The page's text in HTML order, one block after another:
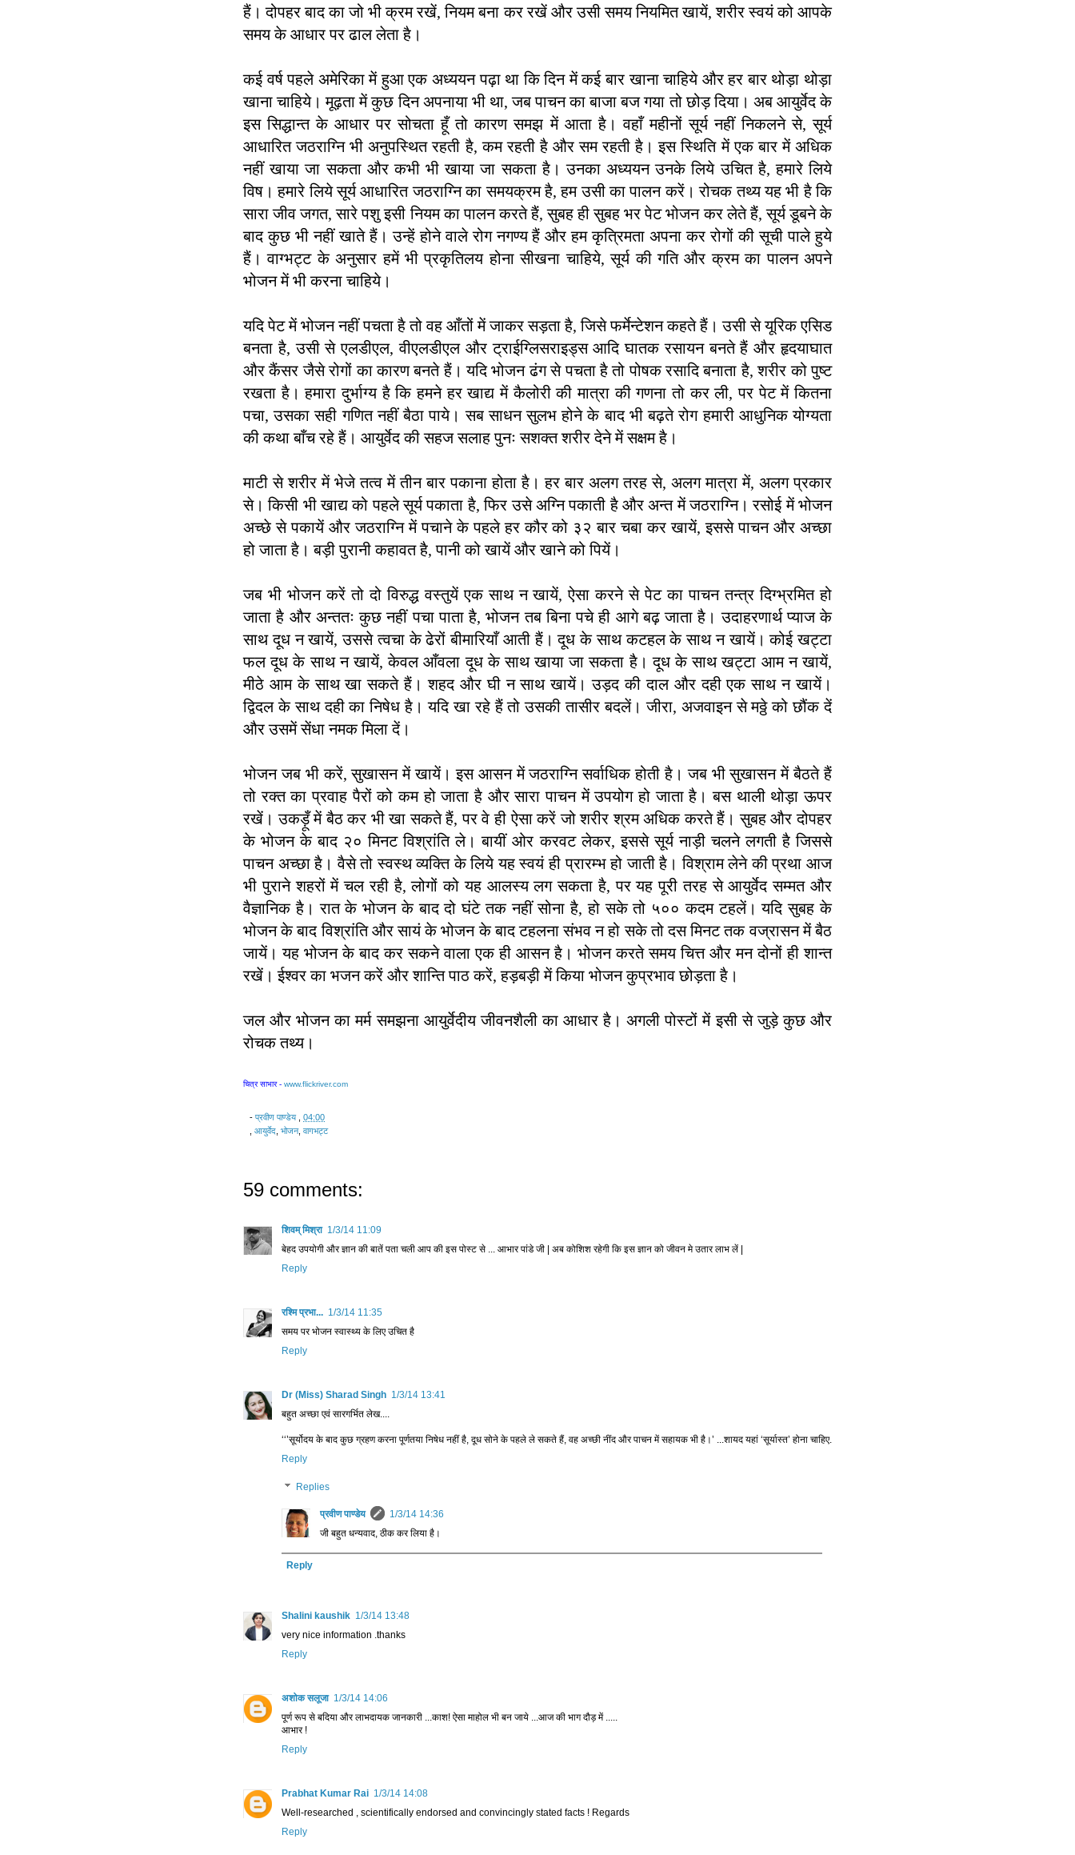
हैं। दोपहर बाद का जो भी क्रम रखें, नियम बना कर रखें और उसी समय नियमित खायें, शरीर स्वयं को आपके
समय के आधार पर ढाल लेता है।
कई वर्ष पहले अमेरिका में हुआ एक अध्ययन पढ़ा था कि दिन में कई बार खाना चाहिये और हर बार थोड़ा थोड़ा
खाना चाहिये। मूढ़ता में कुछ दिन अपनाया भी था, जब पाचन का बाजा बज गया तो छोड़ दिया। अब आयुर्वेद के
इस सिद्धान्त के आधार पर सोचता हूँ तो कारण समझ में आता है। वहाँ महीनों सूर्य नहीं निकलने से, सूर्य
आधारित जठराग्नि भी अनुपस्थित रहती है, कम रहती है और सम रहती है। इस स्थिति में एक बार में अधिक
नहीं खाया जा सकता और कभी भी खाया जा सकता है। उनका अध्ययन उनके लिये उचित है, हमारे लिये
विष। हमारे लिये सूर्य आधारित जठराग्नि का समयक्रम है, हम उसी का पालन करें। रोचक तथ्य यह भी है कि
सारा जीव जगत, सारे पशु इसी नियम का पालन करते हैं, सुबह ही सुबह भर पेट भोजन कर लेते हैं, सूर्य डूबने के
बाद कुछ भी नहीं खाते हैं। उन्हें होने वाले रोग नगण्य हैं और हम कृत्रिमता अपना कर रोगों की सूची पाले हुये
हैं। वाग्भट्ट के अनुसार हमें भी प्रकृतिलय होना सीखना चाहिये, सूर्य की गति और क्रम का पालन अपने
भोजन में भी करना चाहिये।
यदि पेट में भोजन नहीं पचता है तो वह आँतों में जाकर सड़ता है, जिसे फर्मेन्टेशन कहते हैं। उसी से यूरिक एसिड
बनता है, उसी से एलडीएल, वीएलडीएल और ट्राईग्लिसराइड्स आदि घातक रसायन बनते हैं और हृदयाघात
और कैंसर जैसे रोगों का कारण बनते हैं। यदि भोजन ढंग से पचता है तो पोषक रसादि बनाता है, शरीर को पुष्ट
रखता है। हमारा दुर्भाग्य है कि हमने हर खाद्य में कैलोरी की मात्रा की गणना तो कर ली, पर पेट में कितना
पचा, उसका सही गणित नहीं बैठा पाये। सब साधन सुलभ होने के बाद भी बढ़ते रोग हमारी आधुनिक योग्यता
की कथा बाँच रहे हैं। आयुर्वेद की सहज सलाह पुनः सशक्त शरीर देने में सक्षम है।
माटी से शरीर में भेजे तत्व में तीन बार पकाना होता है। हर बार अलग तरह से, अलग मात्रा में, अलग प्रकार
से। किसी भी खाद्य को पहले सूर्य पकाता है, फिर उसे अग्नि पकाती है और अन्त में जठराग्नि। रसोई में भोजन
अच्छे से पकायें और जठराग्नि में पचाने के पहले हर कौर को ३२ बार चबा कर खायें, इससे पाचन और अच्छा
हो जाता है। बड़ी पुरानी कहावत है, पानी को खायें और खाने को पियें।
जब भी भोजन करें तो दो विरुद्ध वस्तुयें एक साथ न खायें, ऐसा करने से पेट का पाचन तन्त्र दिग्भ्रमित हो
जाता है और अन्ततः कुछ नहीं पचा पाता है, भोजन तब बिना पचे ही आगे बढ़ जाता है। उदाहरणार्थ प्याज के
साथ दूध न खायें, उससे त्वचा के ढेरों बीमारियाँ आती हैं। दूध के साथ कटहल के साथ न खायें। कोई खट्टा
फल दूध के साथ न खायें, केवल आँवला दूध के साथ खाया जा सकता है। दूध के साथ खट्टा आम न खायें,
मीठे आम के साथ खा सकते हैं। शहद और घी न साथ खायें। उड़द की दाल और दही एक साथ न खायें।
द्विदल के साथ दही का निषेध है। यदि खा रहे हैं तो उसकी तासीर बदलें। जीरा, अजवाइन से मठ्ठे को छौंक दें
और उसमें सेंधा नमक मिला दें।
भोजन जब भी करें, सुखासन में खायें। इस आसन में जठराग्नि सर्वाधिक होती है। जब भी सुखासन में बैठते हैं
तो रक्त का प्रवाह पैरों को कम हो जाता है और सारा पाचन में उपयोग हो जाता है। बस थाली थोड़ा ऊपर
रखें। उकड़ूँ में बैठ कर भी खा सकते हैं, पर वे ही ऐसा करें जो शरीर श्रम अधिक करते हैं।सुबह और दोपहर
के भोजन के बाद २० मिनट विश्रांति ले। बायीं ओर करवट लेकर, इससे सूर्य नाड़ी चलने लगती है जिससे
पाचन अच्छा है। वैसे तो स्वस्थ व्यक्ति के लिये यह स्वयं ही प्रारम्भ हो जाती है। विश्राम लेने की प्रथा आज
भी पुराने शहरों में चल रही है, लोगों को यह आलस्य लग सकता है, पर यह पूरी तरह से आयुर्वेद सम्मत और
वैज्ञानिक है। रात के भोजन के बाद दो घंटे तक नहीं सोना है, हो सके तो ५०० कदम टहलें। यदि सुबह के
भोजन के बाद विश्रांति और सायं के भोजन के बाद टहलना संभव न हो सके तो दस मिनट तक वज्रासन में बैठ
जायें। यह भोजन के बाद कर सकने वाला एक ही आसन है। भोजन करते समय चित्त और मन दोनों ही शान्त
रखें। ईश्वर का भजन करें और शान्ति पाठ करें, हड़बड़ी में किया भोजन कुप्रभाव छोड़ता है।
जल और भोजन का मर्म समझना आयुर्वेदीय जीवनशैली का आधार है। अगली पोस्टों में इसी से जुड़े कुछ और
रोचक तथ्य।
चित्र साभार - www.flickriver.com
- प्रवीण पाण्डेय
04:00
आयुर्वेद भोजन, वागभट्ट
59 comments:
शिवम् मिश्रा 1/3/14 11:09
बेहद उपयोगी और ज्ञान की बातें पता चली आप की इस पोस्ट से ... आभार पांडे जी | अब कोशिश रहेगी कि इस ज्ञान को जीवन मे उतार लाभ लें |
Reply
रश्मि प्रभा... 1/3/14 11:35
समय पर भोजन स्वास्थ्य के लिए उचित है
Reply
Dr (Miss) Sharad Singh 1/3/14 13:41
बहुत अच्छा एवं सारगर्भित लेख....
‘‘’सूर्योदय के बाद कुछ ग्रहण करना पूर्णतया निषेध नहीं है, दूध सोने के पहले ले सकते हैं, वह अच्छी नींद और पाचन में सहायक भी है।’ ...शायद यहां ‘सूर्यास्त’ होना चाहिए.
Reply
Replies
प्रवीण पाण्डेय
1/3/14 14:36
जी बहुत धन्यवाद, ठीक कर लिया है।
Reply
Shalini kaushik 1/3/14 13:48
very nice information .thanks
Reply
अशोक सलूजा 1/3/14 14:06
पूर्ण रूप से बदिया और लाभदायक जानकारी ...काश! ऐसा माहोल भी बन जाये ...आज की भाग दौड़ में .....
आभार !
Reply
Prabhat Kumar Rai 1/3/14 14:08
Well-researched , scientifically endorsed and convincingly stated facts ! Regards
Reply